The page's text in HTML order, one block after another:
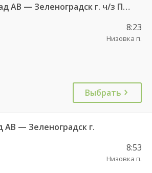
141А Калининград АВ — Зеленоградск г. ч/з Петрово п.
8:23
Низовка п.
Выбрать
АВ — Зеленоградск г.
8:53
Низовка п.